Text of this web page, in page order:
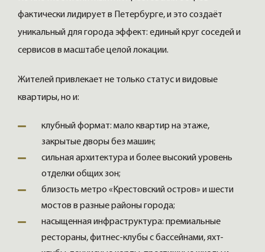
фактически лидирует в Петербурге, и это создаёт
уникальный для города эффект: единый круг соседей и
сервисов в масштабе целой локации.
Жителей привлекает не только статус и видовые
квартиры, но и:
клубный формат: мало квартир на этаже,
закрытые дворы без машин;
сильная архитектура и более высокий уровень
отделки общих зон;
близость метро «Крестовский остров» и шести
мостов в разные районы города;
насыщенная инфраструктура: премиальные
рестораны, фитнес-клубы с бассейнами, яхт-